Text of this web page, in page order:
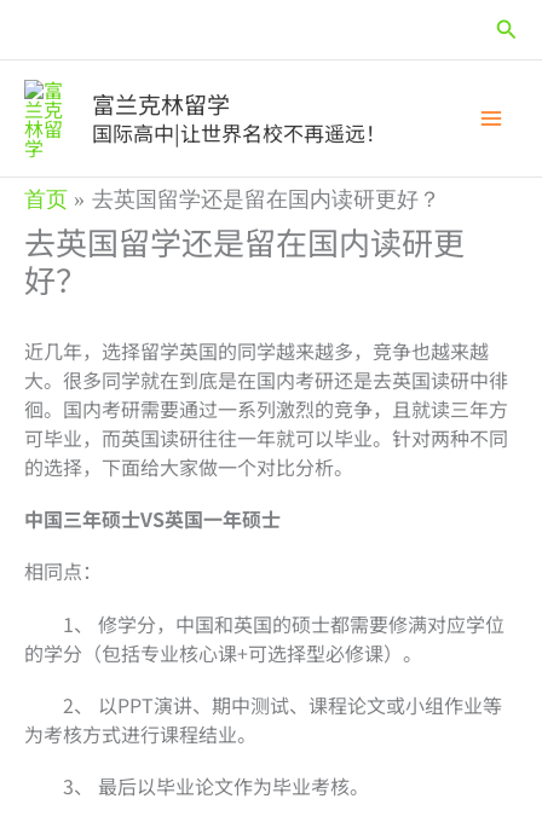
内
搜
索
富兰克林留学
国际高中|让世界名校不再遥远！
首页 去英国留学还是留在国内读研更好？
去英国留学还是留在国内读研更
好？
近几年，选择留学英国的同学越来越多，竞争也越来越
大。很多同学就在到底是在国内考研还是去英国读研中徘
徊。国内考研需要通过一系列激烈的竞争，且就读三年方
可毕业，而英国读研往往一年就可以毕业。针对两种不同
的选择，下面给大家做一个对比分析。
中国三年硕士VS英国一年硕士
相同点：
1、 修学分，中国和英国的硕士都需要修满对应学位
的学分（包括专业核心课+可选择型必修课）。
2、 以PPT演讲、期中测试、课程论文或小组作业等
为考核方式进行课程结业。
3、 最后以毕业论文作为毕业考核。